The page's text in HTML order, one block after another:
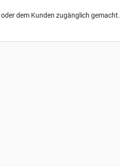
dem Kunden zugänglich gemacht.